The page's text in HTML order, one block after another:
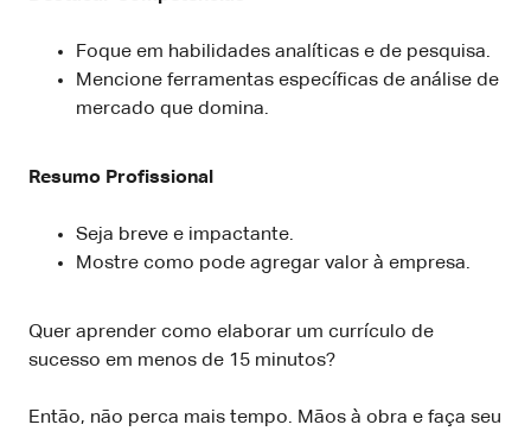
Foque em habilidades analíticas e de pesquisa.
Mencione ferramentas específicas de análise de
mercado que domina.
Resumo Profissional
Seja breve e impactante.
Mostre como pode agregar valor à empresa.
Quer aprender como elaborar um currículo de
sucesso em menos de 15 minutos?
Então, não perca mais tempo. Mãos à obra e faça seu